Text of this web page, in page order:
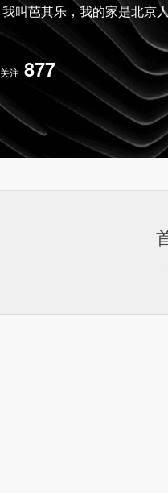
我叫芭其乐，我的家是北京
关注 877